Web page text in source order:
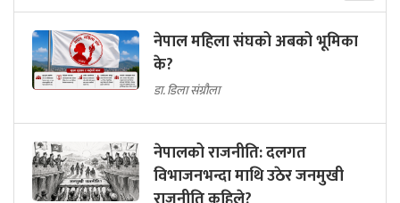
नेपाल महिला संघको अबको भूमिका
के?
डा. डिला संग्रौला
नेपालको राजनीति: दलगत
विभाजनभन्दा माथि उठेर जनमुखी